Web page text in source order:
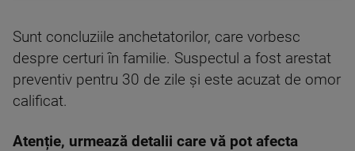
Sunt concluziile anchetatorilor, care vorbesc
despre certuri în familie. Suspectul a fost arestat
preventiv pentru 30 de zile și este acuzat de omor
calificat.
Atenție, urmează detalii care vă pot afecta